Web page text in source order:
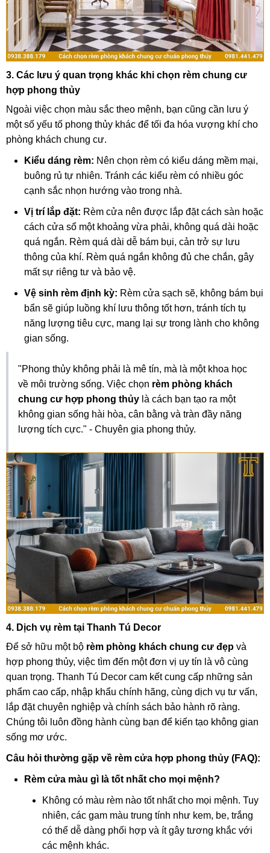
3. Các lưu ý quan trọng khác khi chọn rèm chung cư
hợp phong thủy
Ngoài việc chọn màu sắc theo mệnh, bạn cũng cần lưu ý
một số yếu tố phong thủy khác để tối đa hóa vượng khí cho
phòng khách chung cư.
Kiểu dáng rèm: Nên chọn rèm có kiểu dáng mềm mại,
buông rủ tự nhiên. Tránh các kiểu rèm có nhiều góc
cạnh sắc nhọn hướng vào trong nhà.
Vị trí lắp đặt: Rèm cửa nên được lắp đặt cách sàn hoặc
cách cửa sổ một khoảng vừa phải, không quá dài hoặc
quá ngắn. Rèm quá dài dễ bám bụi, cản trở sự lưu
thông của khí. Rèm quá ngắn không đủ che chắn, gây
mất sự riêng tư và bảo vệ.
Vệ sinh rèm định kỳ: Rèm cửa sạch sẽ, không bám bụi
bẩn sẽ giúp luồng khí lưu thông tốt hơn, tránh tích tụ
năng lượng tiêu cực, mang lại sự trong lành cho không
gian sống.
"Phong thủy không phải là mê tín, mà là một khoa học
về môi trường sống. Việc chọn rèm phòng khách
chung cư hợp phong thủy là cách bạn tạo ra một
không gian sống hài hòa, cân bằng và tràn đầy năng
lượng tích cực." - Chuyên gia phong thủy.
4. Dịch vụ rèm tại Thanh Tú Decor
Để sở hữu một bộ rèm phòng khách chung cư đẹp và
hợp phong thủy, việc tìm đến một đơn vị uy tín là vô cùng
quan trọng. Thanh Tú Decor cam kết cung cấp những sản
phẩm cao cấp, nhập khẩu chính hãng, cùng dịch vụ tư vấn,
lắp đặt chuyên nghiệp và chính sách bảo hành rõ ràng.
Chúng tôi luôn đồng hành cùng bạn để kiến tạo không gian
sống mơ ước.
Câu hỏi thường gặp về rèm cửa hợp phong thủy (FAQ):
Rèm cửa màu gì là tốt nhất cho mọi mệnh?
Không có màu rèm nào tốt nhất cho mọi mệnh. Tuy
nhiên, các gam màu trung tính như kem, be, trắng
có thể dễ dàng phối hợp và ít gây tương khắc với
các mệnh khác.